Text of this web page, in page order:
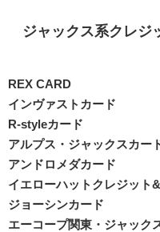
ジャックス系クレジ
REX CARD
インヴァストカード
R-styleカード
アルプス・ジャックスカー
アンドロメダカード
イエローハットクレジット
ジョーシンカード
エーコープ関東・ジャック